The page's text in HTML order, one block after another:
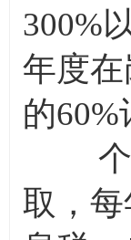
300%
年度
的
个人
取，